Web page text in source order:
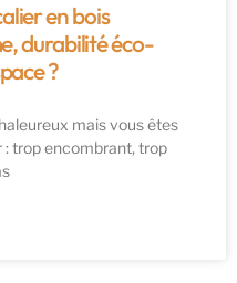
en bois
durabilité éco-
?
mais vous êtes
: trop encombrant, trop